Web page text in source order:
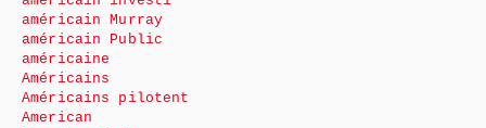
américain Murray
américain Public
américaine
Américains
Américains pilotent
American